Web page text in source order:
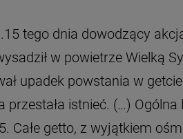
tego dnia dowodzący
w powietrze Wielką
upadek powstania w
przestała istnieć. (…)
Całe getto, z wyjątkiem